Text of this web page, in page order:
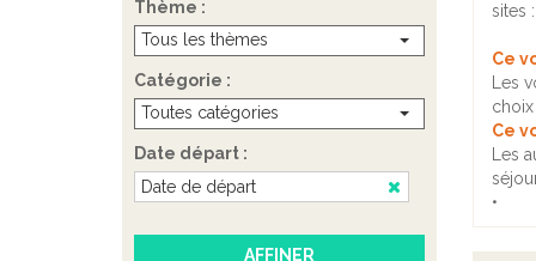
sites
Ce
Les
choix
Ce
Les
•
Thème :
Tous les thèmes
Catégorie :
Toutes catégories
Date départ :